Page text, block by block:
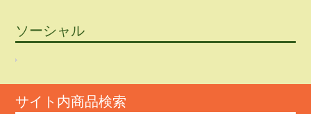
ソーシャル
サイト内商品検索